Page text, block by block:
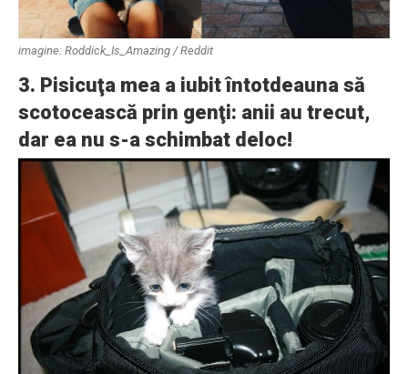
imagine: Roddick_Is_Amazing / Reddit
3. Pisicuţa mea a iubit întotdeauna să
scotocească prin genţi: anii au trecut,
dar ea nu s-a schimbat deloc!